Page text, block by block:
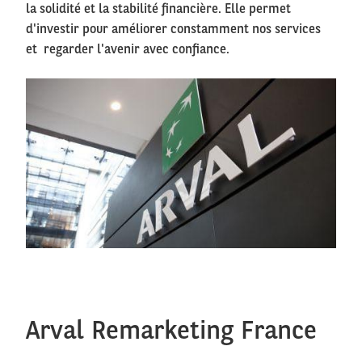
la solidité et la stabilité financière. Elle permet
d'investir pour améliorer constamment nos services
et regarder l'avenir avec confiance.
Arval Remarketing France